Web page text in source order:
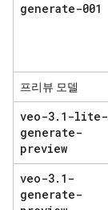
generate-001
프리뷰 모델
veo-3. 1-lite-
generate-
preview
veo-3. 1-
generate-